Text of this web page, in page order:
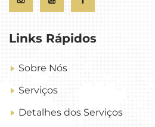
Links Rápidos
Sobre Nós
Serviços
Detalhes dos Serviços